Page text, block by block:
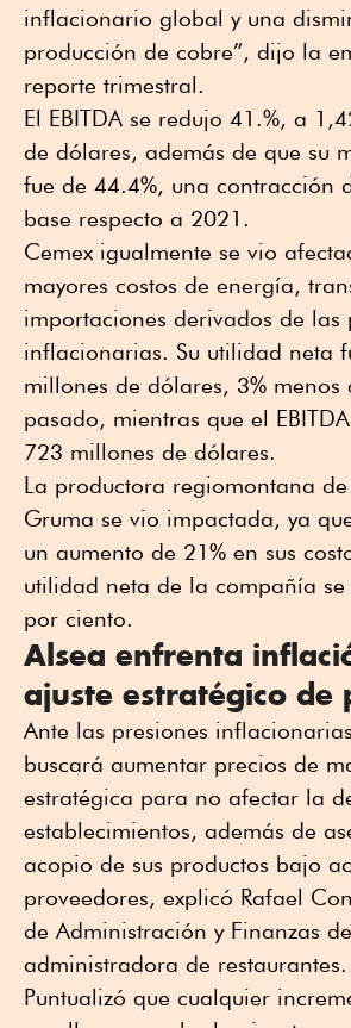
inflacionario global y una
producción de cobre”, dijo la
reporte trimestral.
El EBITDA se redujo 41.%, a
de dólares, además de que su
fue de 44.4%, una contracción
base respecto a 2021.
Cemex igualmente se vio
mayores costos de energía,
importaciones derivados de las
inflacionarias. Su utilidad neta
millones de dólares, 3% menos
pasado, mientras que el
723 millones de dólares.
La productora regiomontana
Gruma se vio impactada, ya
un aumento de 21% en sus
utilidad neta de la compañía
por ciento.
Alsea enfrenta
ajuste estratégico de
Ante las presiones
buscará aumentar precios de
estratégica para no afectar la
establecimientos, además de
acopio de sus productos bajo
proveedores, explicó Rafael
de Administración y Finanzas
administradora de restaurantes.
Puntualizó que cualquier